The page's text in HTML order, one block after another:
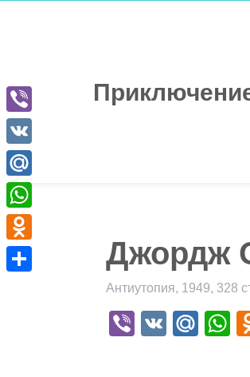
Джордж
Антиутопия, 1949, 328
Viber
VK
Viber
VK
Mail.Ru
WhatsApp
Odnoklassniki